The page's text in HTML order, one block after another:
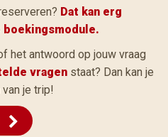
Dat kan erg
boekingsmodule.
het antwoord op jouw vraag
vragen staat? Dan kan je
je trip!